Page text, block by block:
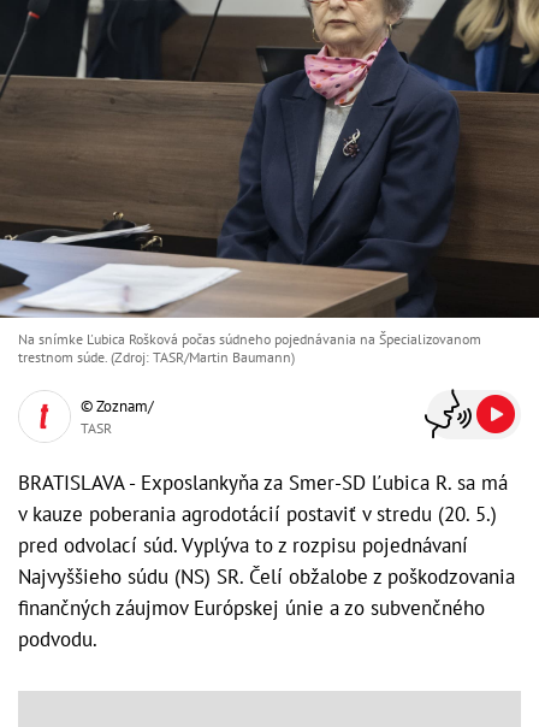
Na snímke Ľubica Rošková počas súdneho pojednávania na Špecializovanom
trestnom súde. (Zdroj: TASR/Martin Baumann)
© Zoznam/
TASR
BRATISLAVA - Exposlankyňa za Smer-SD Ľubica R. sa má
v kauze poberania agrodotácií postaviť v stredu (20. 5.)
pred odvolací súd. Vyplýva to z rozpisu pojednávaní
Najvyššieho súdu (NS) SR. Čelí obžalobe z poškodzovania
finančných záujmov Európskej únie a zo subvenčného
podvodu.